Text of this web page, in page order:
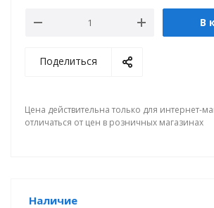
В
Поделиться
Цена действительна только для интернет-
отличаться от цен в розничных магазинах
Наличие